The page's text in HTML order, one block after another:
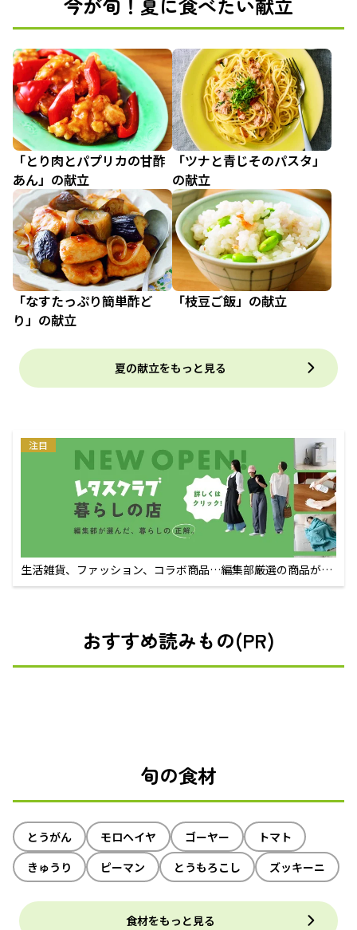
「とり肉とパプリカの甘酢
あん」の献立
「ツナと青じそのパスタ」
の献立
「なすたっぷり簡単酢ど
り」の献立
「枝豆ご飯」の献立
夏の献立をもっと見る
注目
生活雑貨、ファッション、コラボ商品…編集部厳選の商品が買
えるECサイト
おすすめ読みもの(PR)
旬の食材
とうがん モロヘイヤ ゴーヤー
トマト
きゅうり
ピーマン とうもろこし ズッキーニ
食材をもっと見る